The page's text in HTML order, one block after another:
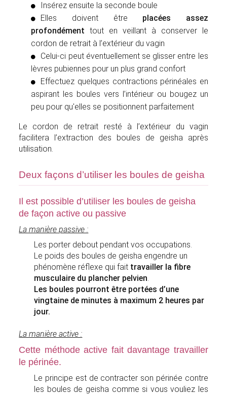
Insérez ensuite la seconde boule
Elles doivent être placées assez
profondément tout en veillant à conserver le
cordon de retrait à l’extérieur du vagin
Celui-ci peut éventuellement se glisser entre les
lèvres pubiennes pour un plus grand confort
Effectuez quelques contractions périnéales en
aspirant les boules vers l’intérieur ou bougez un
peu pour qu'elles se positionnent parfaitement
Le cordon de retrait resté à l’extérieur du vagin
facilitera l’extraction des boules de geisha après
utilisation.
Deux façons d’utiliser les boules de geisha
Il est possible d’utiliser les boules de geisha
de façon active ou passive
La manière passive :
Les porter debout pendant vos occupations.
Le poids des boules de geisha engendre un
phénomène réflexe qui fait travailler la fibre
musculaire du plancher pelvien
Les boules pourront être portées d’une
vingtaine de minutes à maximum 2 heures par
jour.
La manière active :
Cette méthode active fait davantage travailler
le périnée.
Le principe est de contracter son périnée contre
les boules de geisha comme si vous vouliez les